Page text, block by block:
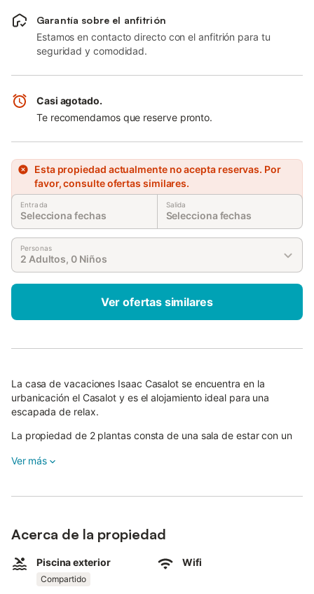
Garantía sobre el anfitrión
Estamos en contacto directo con el anfitrión para tu
seguridad y comodidad.
Casi agotado.
Te recomendamos que reserve pronto.
Esta propiedad actualmente no acepta reservas. Por
favor, consulte ofertas similares.
Entrada
Selecciona fechas
Salida
Selecciona fechas
Personas
2 Adultos, 0 Niños
Ver ofertas similares
La casa de vacaciones Isaac Casalot se encuentra en la
urbanicación el Casalot y es el alojamiento ideal para una
escapada de relax.
La propiedad de 2 plantas consta de una sala de estar con un
dormitorios y 1 baño, así como un aseo adicional y por lo tanto
Las sábanas y las toallas están disponible a un coste extra.
También dispone de cuna y trona bajo disponibilidad y a un
coste extra.
Ver más
Acerca de la propiedad
Piscina exterior
Compartido
Wifi